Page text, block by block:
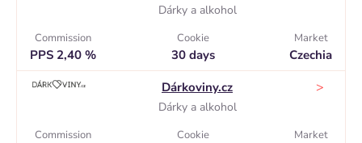
Dárky a alkohol
Commission
PPS 2,40 %
Cookie
30 days
Market
Czechia
Dárkoviny.cz
Dárky a alkohol
>
Commission Cookie Market